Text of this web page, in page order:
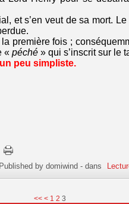
et s’en veut de sa mort.
première fois ;
« péché » qui s’inscrit sur le
peu simpliste.
Published by domiwind -dans
<< < 1 2 3